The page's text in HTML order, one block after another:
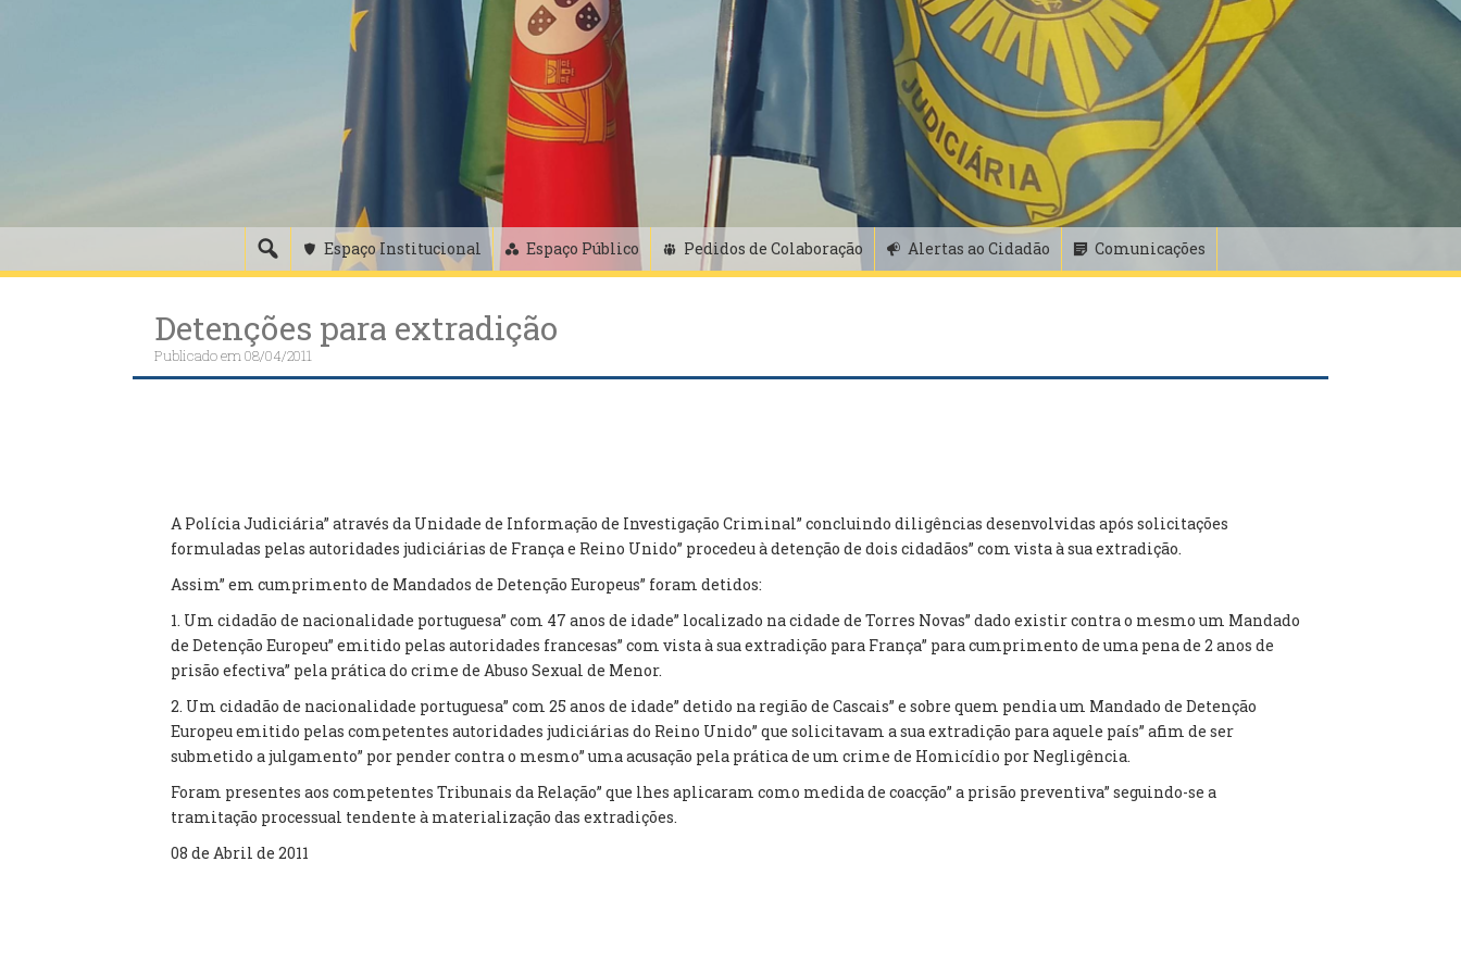
Espaço Institucional Espaço Público Pedidos de Colaboração Alertas ao Cidadão Comunicações
Detenções para extradição
Publicado em08/04/2011
A Polícia Judiciária” através da Unidade de Informação de Investigação Criminal” concluindo diligências desenvolvidas após solicitações
formuladas pelas autoridades judiciárias de França e Reino Unido” procedeu à detenção de dois cidadãos” com vista à sua extradição.
Assim” em cumprimento de Mandados de Detenção Europeus” foram detidos:
1. Um cidadão de nacionalidade portuguesa” com 47 anos de idade” localizado na cidade de Torres Novas” dado existir contra o mesmo um Mandado
de Detenção Europeu” emitido pelas autoridades francesas” com vista à sua extradição para França” para cumprimento de uma pena de 2 anos de
prisão efectiva” pela prática do crime de Abuso Sexual de Menor.
2. Um cidadão de nacionalidade portuguesa” com 25 anos de idade” detido na região de Cascais” e sobre quem pendia um Mandado de Detenção
Europeu emitido pelas competentes autoridades judiciárias do Reino Unido” que solicitavam a sua extradição para aquele país” afim de ser
submetido a julgamento” por pender contra o mesmo” uma acusação pela prática de um crime de Homicídio por Negligência.
Foram presentes aos competentes Tribunais da Relação” que lhes aplicaram como medida de coacção” a prisão preventiva” seguindo-se a
tramitação processual tendente à materialização das extradições.
08 de Abril de 2011